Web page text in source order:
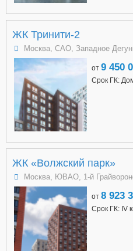
ЖК Тринити-2
Москва, САО, Западное
от 9 450
Срок ГК:
ЖК «Волжский парк»
Москва, ЮВАО, 1-й
от 8 923
Срок ГК: IV